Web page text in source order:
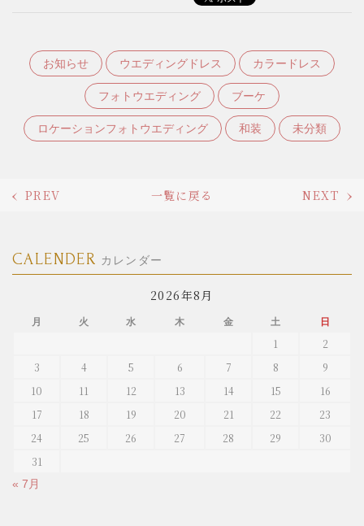
お知らせ ウエディングドレス カラードレス
フォトウエディング ブーケ
ロケーションフォトウエディング 和装 未分類
PREV 一覧に戻る NEXT
CALENDER カレンダー
2026年8月
月 火 水 木 金 土 日
1
2
3
4 5 6 7 8
9
10
11 12 13 14 15
16
17
18 19 20 21 22
23
24
25 26 27 28 29
30
31
« 7月